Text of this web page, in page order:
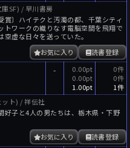
SF) / 早川書房
賞〕ハイテクと汚濁の都、千葉シティ
トワークの織りなす電脳空間を飛翔で
虚な日々を送っていた。
読書登録
お気に入り
-
0.00pt
0.00pt
1.00pt
0件
0件
1件
ト) / 祥伝社
好子と4人の男たちは、栃木県・下野
読書登録
お気に入り